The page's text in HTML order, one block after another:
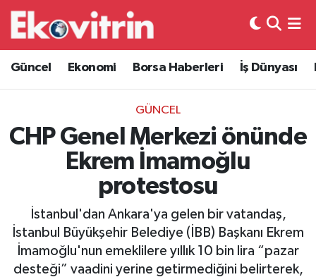
Güncel Ekonomi Borsa Haberleri İş Dünyası
GÜNCEL
CHP Genel Merkezi önünde
Ekrem İmamoğlu
protestosu
İstanbul'dan Ankara'ya gelen bir vatandaş,
İstanbul Büyükşehir Belediye (İBB) Başkanı Ekrem
İmamoğlu'nun emeklilere yıllık 10 bin lira “pazar
desteği” vaadini yerine getirmediğini belirterek,
Güncel
Ekonomi
Borsa Haberleri
İş Dünyası
Otovitrin
Asayiş
Hava Durumu
Trafik Durumu
Süper Lig Puan Durumu ve Fikstür
Tüm Manşetler
Son Dakika Haberleri
Haber Arşivi